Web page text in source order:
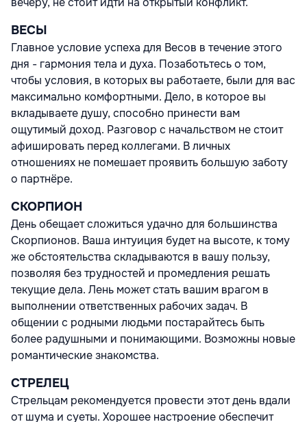
ВЕСЫ
Главное условие успеха для Весов в течение этого
дня - гармония тела и духа. Позаботьтесь о том,
чтобы условия, в которых вы работаете, были для вас
максимально комфортными. Дело, в которое вы
вкладываете душу, способно принести вам
ощутимый доход. Разговор с начальством не стоит
афишировать перед коллегами. В личных
отношениях не помешает проявить большую заботу
о партнёре.
СКОРПИОН
День обещает сложиться удачно для большинства
Скорпионов. Ваша интуиция будет на высоте, к тому
же обстоятельства складываются в вашу пользу,
позволяя без трудностей и промедления решать
текущие дела. Лень может стать вашим врагом в
выполнении ответственных рабочих задач. В
общении с родными людьми постарайтесь быть
более радушными и понимающими. Возможны новые
романтические знакомства.
СТРЕЛЕЦ
Стрельцам рекомендуется провести этот день вдали
от шума и суеты. Хорошее настроение обеспечит